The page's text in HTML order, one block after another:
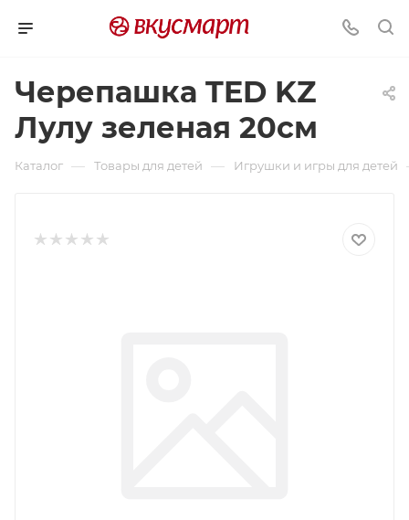
Черепашка TED KZ
Лулу зеленая 20см
Каталог — Товары для детей — Игрушки и игры для детей